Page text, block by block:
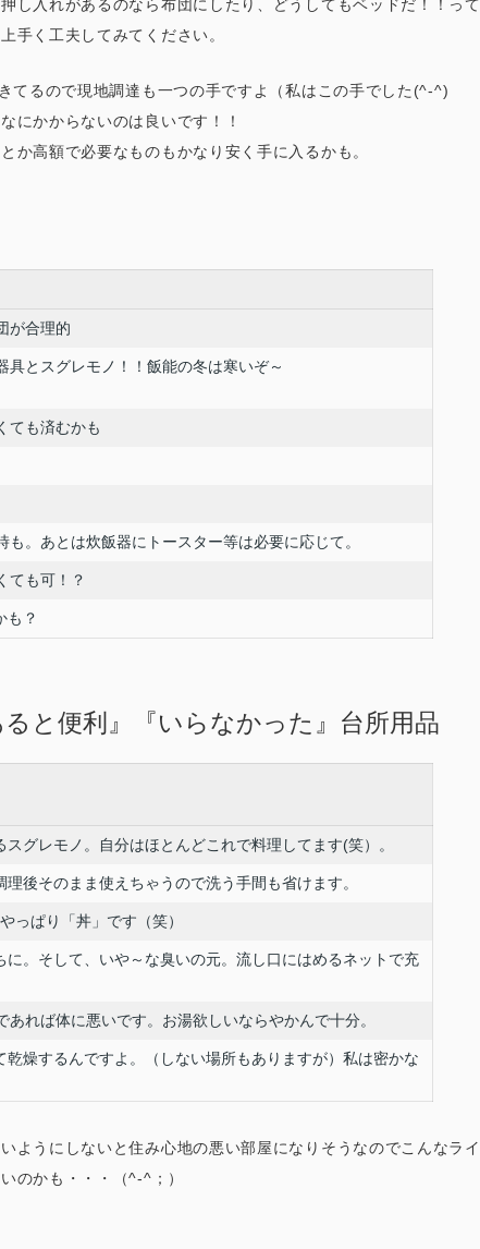
し入れがあるのなら布団にしたり、どうしてもベッドだ！！って
手く工夫してみてください。
てるので現地調達も一つの手ですよ（私はこの手でした(^-^)
にかからないのは良いです！！
か高額で必要なものもかなり安く手に入るかも。
が合理的
とスグレモノ！！飯能の冬は寒いぞ～
ても済むかも
。あとは炊飯器にトースター等は必要に応じて。
ても可！？
も？
と便利』『いらなかった』台所用品
グレモノ。自分はほとんどこれで料理してます(笑）。
後そのまま使えちゃうので洗う手間も省けます。
っぱり「丼」です（笑）
に。そして、いや～な臭いの元。流し口にはめるネットで充
あれば体に悪いです。お湯欲しいならやかんで十分。
乾燥するんですよ。（しない場所もありますが）私は密かな
ようにしないと住み心地の悪い部屋になりそうなのでこんなライ
のかも・・・（^-^；）